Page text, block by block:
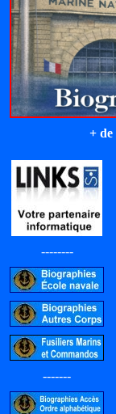
+ de
--------
-------